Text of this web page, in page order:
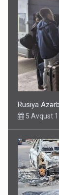
Rusiya
5 Avqust